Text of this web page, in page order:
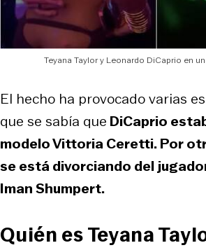
Teyana Taylor y Leonardo DiCaprio en
El hecho ha provocado varias
que se sabía que DiCaprio
modelo Vittoria Ceretti. Por
se está divorciando del
Iman Shumpert.
Quién es Teyana